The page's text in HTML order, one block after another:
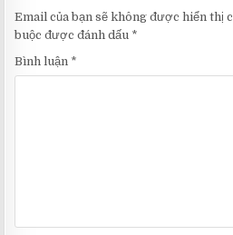
Email của bạn sẽ không được hiển thị
buộc được đánh dấu *
Bình luận *